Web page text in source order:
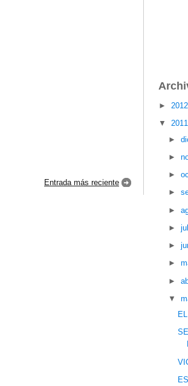
Entrada más reciente
►
▼
►
►
►
►
►
►
►
►
►
▼